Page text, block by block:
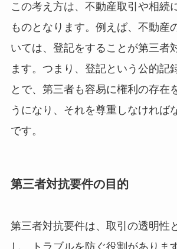
この考え方は、不動産取引や相続
ものとなります。例えば、不動産
いては、登記をすることが第三者
ます。つまり、登記という公的記
とで、第三者も容易に権利の存在
うになり、それを尊重しなければ
です。
第三者対抗要件の目的
第三者対抗要件は、取引の透明性
し、トラブルを防ぐ役割がありま